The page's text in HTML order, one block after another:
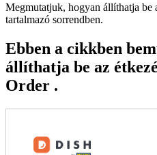
Megmutatjuk, hogyan állíthatja be
tartalmazó sorrendben.
Ebben a cikkben
állíthatja be az
Order .